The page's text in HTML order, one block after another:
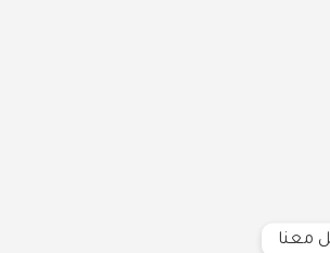
معنا